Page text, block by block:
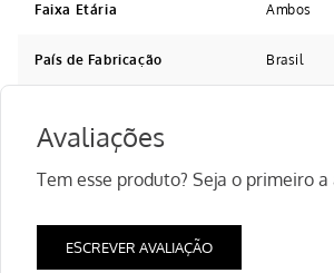
Faixa Etária Ambos
País de Fabricação Brasil
Avaliações
Tem esse produto? Seja o primeiro
ESCREVER AVALIAÇÃO